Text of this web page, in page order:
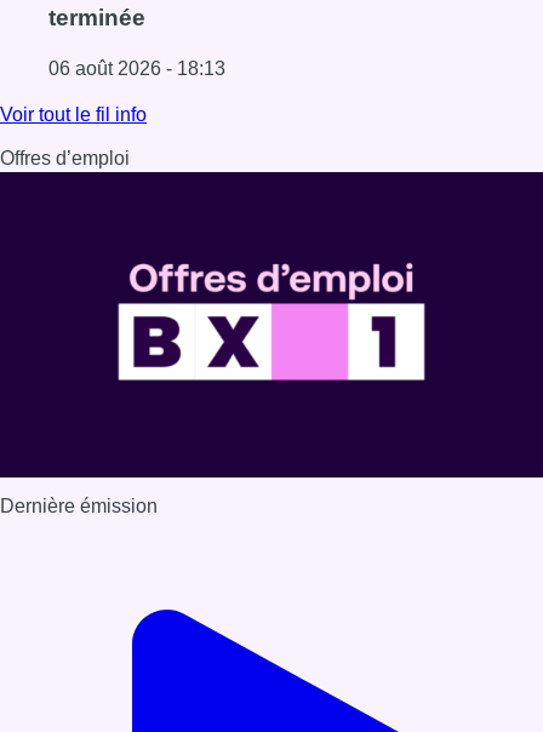
terminée
06 août 2026 - 18:13
Lire l'article La vague de chaleur est officiellement
Voir tout le fil info
Offres d’emploi
Dernière émission